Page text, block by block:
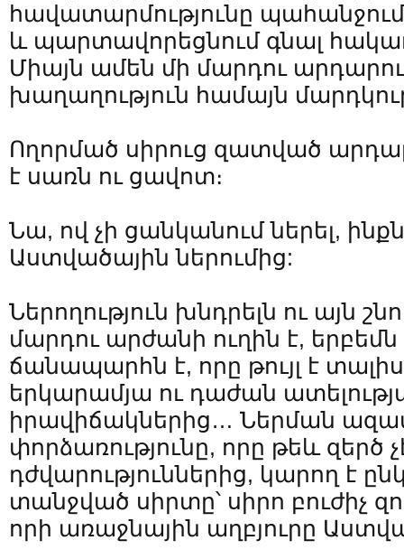
հավատարմությունը պահանջում
և պարտավորեցնում գնալ
Միայն ամեն մի մարդու
խաղաղություն համայն
Ողորմած սիրուց զատված
է սառն ու ցավոտ։
Նա, ով չի ցանկանում ներել,
Աստվածային ներումից:
Ներողություն խնդրելն ու այն
մարդու արժանի ուղին է,
ճանապարհն է, որը թույլ է
երկարամյա ու դաժան
իրավիճակներից… Ներման
փորձառությունը, որը թեև զերծ
դժվարություններից, կարող է
տանջված սիրտը՝ սիրո բուժիչ
որի առաջնային աղբյուրը